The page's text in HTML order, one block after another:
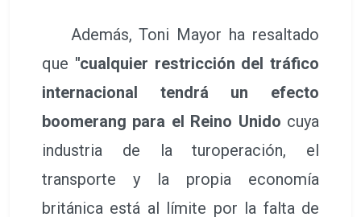
Además, Toni Mayor ha resaltado
que "cualquier restricción del tráfico
internacional tendrá un efecto
boomerang para el Reino Unido cuya
industria de la turoperación, el
transporte y la propia economía
británica está al límite por la falta de